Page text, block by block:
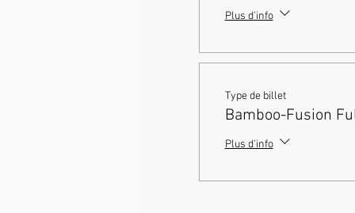
Plus d'info
Type de billet
Bamboo-Fusion
Plus d'info